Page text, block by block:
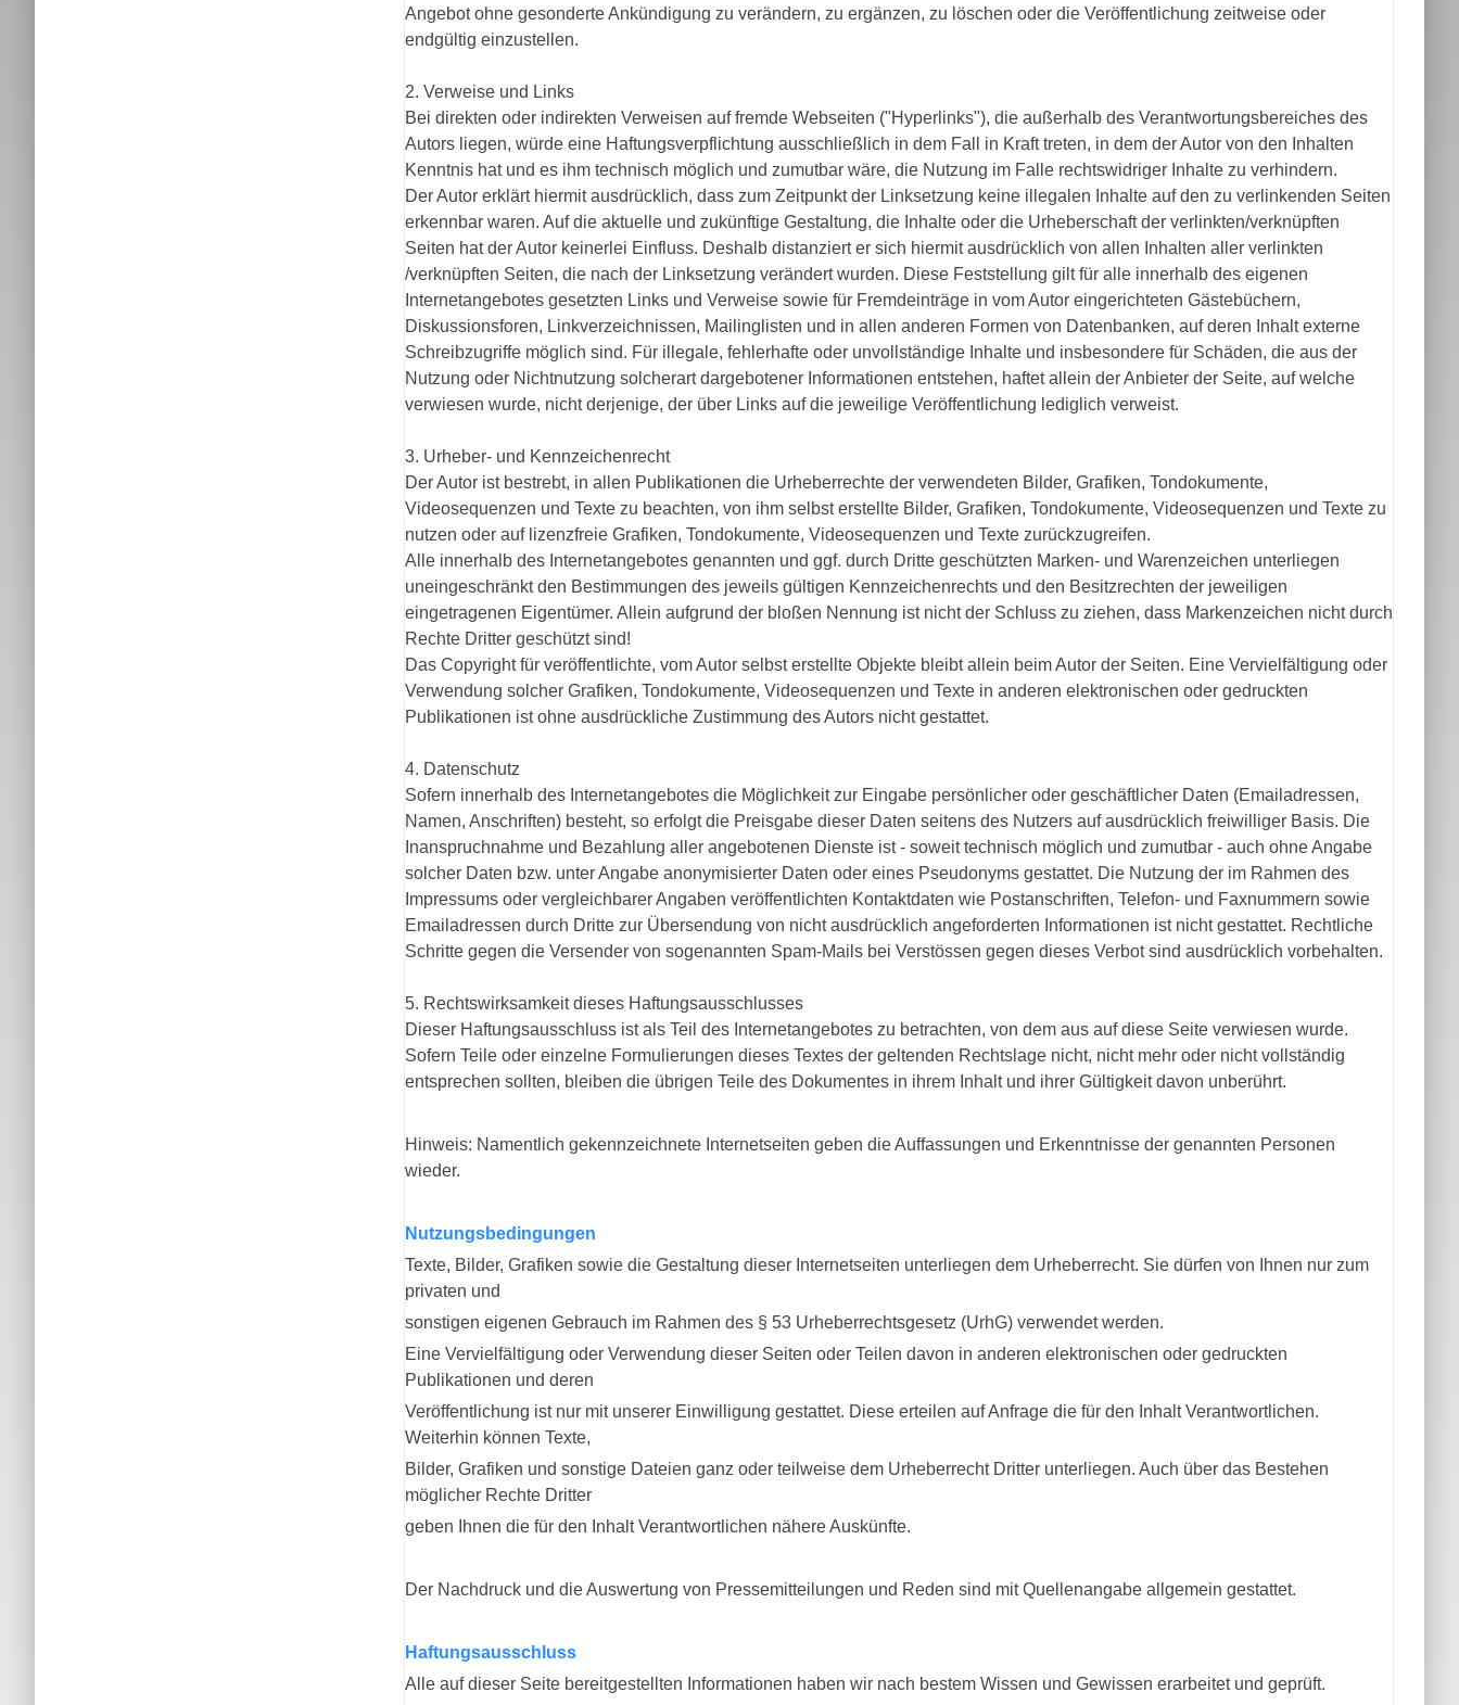
Angebot ohne gesonderte Ankündigung zu verändern, zu ergänzen, zu löschen oder die Veröffentlichung zeitweise oder
endgültig einzustellen.
2. Verweise und Links
Bei direkten oder indirekten Verweisen auf fremde Webseiten ("Hyperlinks"), die außerhalb des Verantwortungsbereiches des
Autors liegen, würde eine Haftungsverpflichtung ausschließlich in dem Fall in Kraft treten, in dem der Autor von den Inhalten
Kenntnis hat und es ihm technisch möglich und zumutbar wäre, die Nutzung im Falle rechtswidriger Inhalte zu verhindern.
Der Autor erklärt hiermit ausdrücklich, dass zum Zeitpunkt der Linksetzung keine illegalen Inhalte auf den zu verlinkenden Seiten
erkennbar waren. Auf die aktuelle und zukünftige Gestaltung, die Inhalte oder die Urheberschaft der verlinkten/verknüpften
Seiten hat der Autor keinerlei Einfluss. Deshalb distanziert er sich hiermit ausdrücklich von allen Inhalten aller verlinkten
/verknüpften Seiten, die nach der Linksetzung verändert wurden. Diese Feststellung gilt für alle innerhalb des eigenen
Internetangebotes gesetzten Links und Verweise sowie für Fremdeinträge in vom Autor eingerichteten Gästebüchern,
Diskussionsforen, Linkverzeichnissen, Mailinglisten und in allen anderen Formen von Datenbanken, auf deren Inhalt externe
Schreibzugriffe möglich sind. Für illegale, fehlerhafte oder unvollständige Inhalte und insbesondere für Schäden, die aus der
Nutzung oder Nichtnutzung solcherart dargebotener Informationen entstehen, haftet allein der Anbieter der Seite, auf welche
verwiesen wurde, nicht derjenige, der über Links auf die jeweilige Veröffentlichung lediglich verweist.
3. Urheber- und Kennzeichenrecht
Der Autor ist bestrebt, in allen Publikationen die Urheberrechte der verwendeten Bilder, Grafiken, Tondokumente,
Videosequenzen und Texte zu beachten, von ihm selbst erstellte Bilder, Grafiken, Tondokumente, Videosequenzen und Texte zu
nutzen oder auf lizenzfreie Grafiken, Tondokumente, Videosequenzen und Texte zurückzugreifen.
Alle innerhalb des Internetangebotes genannten und ggf. durch Dritte geschützten Marken- und Warenzeichen unterliegen
uneingeschränkt den Bestimmungen des jeweils gültigen Kennzeichenrechts und den Besitzrechten der jeweiligen
eingetragenen Eigentümer. Allein aufgrund der bloßen Nennung ist nicht der Schluss zu ziehen, dass Markenzeichen nicht durch
Rechte Dritter geschützt sind!
Das Copyright für veröffentlichte, vom Autor selbst erstellte Objekte bleibt allein beim Autor der Seiten. Eine Vervielfältigung oder
Verwendung solcher Grafiken, Tondokumente, Videosequenzen und Texte in anderen elektronischen oder gedruckten
Publikationen ist ohne ausdrückliche Zustimmung des Autors nicht gestattet.
4. Datenschutz
Sofern innerhalb des Internetangebotes die Möglichkeit zur Eingabe persönlicher oder geschäftlicher Daten (Emailadressen,
Namen, Anschriften) besteht, so erfolgt die Preisgabe dieser Daten seitens des Nutzers auf ausdrücklich freiwilliger Basis. Die
Inanspruchnahme und Bezahlung aller angebotenen Dienste ist - soweit technisch möglich und zumutbar - auch ohne Angabe
solcher Daten bzw. unter Angabe anonymisierter Daten oder eines Pseudonyms gestattet. Die Nutzung der im Rahmen des
Impressums oder vergleichbarer Angaben veröffentlichten Kontaktdaten wie Postanschriften, Telefon- und Faxnummern sowie
Emailadressen durch Dritte zur Übersendung von nicht ausdrücklich angeforderten Informationen ist nicht gestattet. Rechtliche
Schritte gegen die Versender von sogenannten Spam-Mails bei Verstössen gegen dieses Verbot sind ausdrücklich vorbehalten.
5. Rechtswirksamkeit dieses Haftungsausschlusses
Dieser Haftungsausschluss ist als Teil des Internetangebotes zu betrachten, von dem aus auf diese Seite verwiesen wurde.
Sofern Teile oder einzelne Formulierungen dieses Textes der geltenden Rechtslage nicht, nicht mehr oder nicht vollständig
entsprechen sollten, bleiben die übrigen Teile des Dokumentes in ihrem Inhalt und ihrer Gültigkeit davon unberührt.
Hinweis: Namentlich gekennzeichnete Internetseiten geben die Auffassungen und Erkenntnisse der genannten Personen
wieder.
Nutzungsbedingungen
Texte, Bilder, Grafiken sowie die Gestaltung dieser Internetseiten unterliegen dem Urheberrecht. Sie dürfen von Ihnen nur zum
privaten und
sonstigen eigenen Gebrauch im Rahmen des § 53 Urheberrechtsgesetz (UrhG) verwendet werden.
Eine Vervielfältigung oder Verwendung dieser Seiten oder Teilen davon in anderen elektronischen oder gedruckten
Publikationen und deren
Veröffentlichung ist nur mit unserer Einwilligung gestattet. Diese erteilen auf Anfrage die für den Inhalt Verantwortlichen.
Weiterhin können Texte,
Bilder, Grafiken und sonstige Dateien ganz oder teilweise dem Urheberrecht Dritter unterliegen. Auch über das Bestehen
möglicher Rechte Dritter
geben Ihnen die für den Inhalt Verantwortlichen nähere Auskünfte.
Der Nachdruck und die Auswertung von Pressemitteilungen und Reden sind mit Quellenangabe allgemein gestattet.
Haftungsausschluss
Alle auf dieser Seite bereitgestellten Informationen haben wir nach bestem Wissen und Gewissen erarbeitet und geprüft.